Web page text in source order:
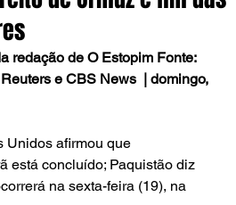
redação de O Estopim Fonte:
e CBS News  | domingo,
Unidos afirmou que
está concluído; Paquistão diz
na sexta-feira (19), na